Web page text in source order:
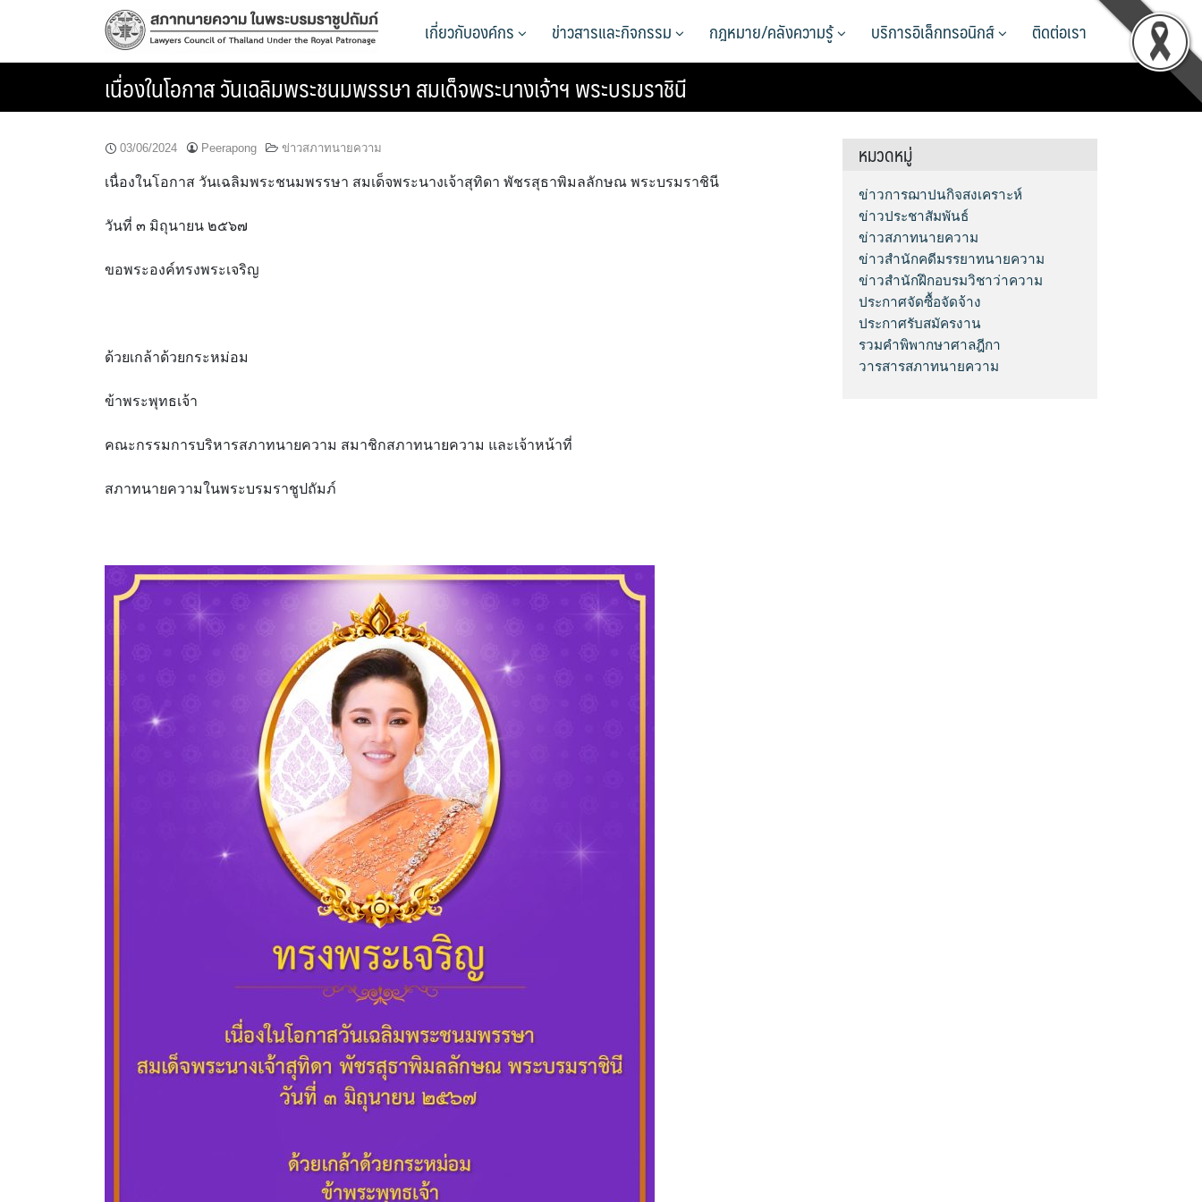
เกี่ยวกับองค์กร ข่าวสารและกิจกรรม กฎหมาย/คลังความรู้ บริการอิเล็กทรอนิกส์ ติดต่อเรา
เนื่องในโอกาส วันเฉลิมพระชนมพรรษา สมเด็จพระนางเจ้าฯ พระบรมราชินี
03/06/2024 Peerapong ข่าวสภาทนายความ
เนื่องในโอกาส วันเฉลิมพระชนมพรรษา สมเด็จพระนางเจ้าสุทิดา พัชรสุธาพิมลลักษณ พระบรมราชินี
วันที่ ๓ มิถุนายน ๒๕๖๗
ขอพระองค์ทรงพระเจริญ
ด้วยเกล้าด้วยกระหม่อม
ข้าพระพุทธเจ้า
คณะกรรมการบริหารสภาทนายความ สมาชิกสภาทนายความ และเจ้าหน้าที่
สภาทนายความในพระบรมราชูปถัมภ์
หมวดหมู่
ข่าวการฌาปนกิจสงเคราะห์
ข่าวประชาสัมพันธ์
ข่าวสภาทนายความ
ข่าวสำนักคดีมรรยาทนายความ
ข่าวสำนักฝึกอบรมวิชาว่าความ
ประกาศจัดซื้อจัดจ้าง
ประกาศรับสมัครงาน
รวมคำพิพากษาศาลฎีกา
วารสารสภาทนายความ